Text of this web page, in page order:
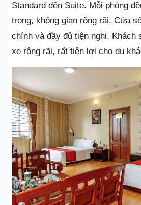
Standard đến Suite. Mỗi phòng
trọng, không gian rộng rãi. Cửa
chính và đầy đủ tiện nghi. Khách
xe rộng rãi, rất tiện lợi cho du